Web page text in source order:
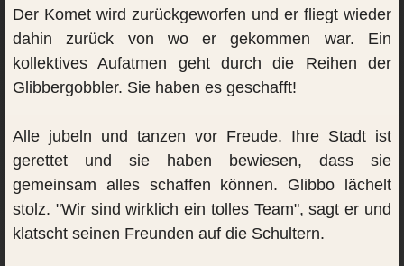
Der Komet wird zurückgeworfen und er fliegt wieder
dahin zurück von wo er gekommen war. Ein
kollektives Aufatmen geht durch die Reihen der
Glibbergobbler. Sie haben es geschafft!
Alle jubeln und tanzen vor Freude. Ihre Stadt ist
gerettet und sie haben bewiesen, dass sie
gemeinsam alles schaffen können. Glibbo lächelt
stolz. "Wir sind wirklich ein tolles Team", sagt er und
klatscht seinen Freunden auf die Schultern.